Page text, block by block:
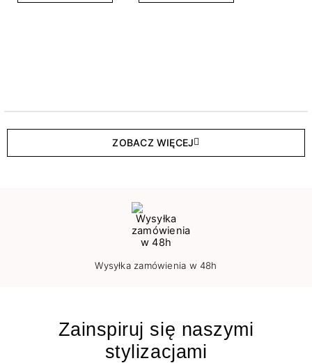
ZOBACZ WIĘCEJ
Wysyłka zamówienia w 48h
Zainspiruj się naszymi
stylizacjami